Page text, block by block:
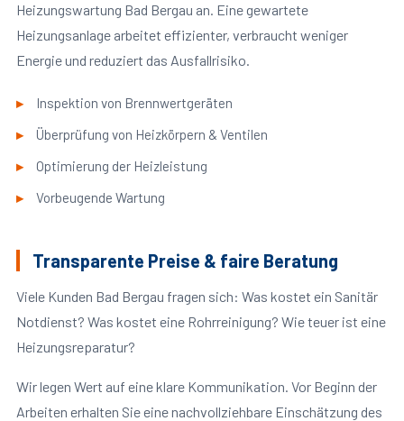
Heizungswartung Bad Bergau an. Eine gewartete
Heizungsanlage arbeitet effizienter, verbraucht weniger
Energie und reduziert das Ausfallrisiko.
Inspektion von Brennwertgeräten
Überprüfung von Heizkörpern & Ventilen
Optimierung der Heizleistung
Vorbeugende Wartung
Transparente Preise & faire Beratung
Viele Kunden Bad Bergau fragen sich: Was kostet ein Sanitär
Notdienst? Was kostet eine Rohrreinigung? Wie teuer ist eine
Heizungsreparatur?
Wir legen Wert auf eine klare Kommunikation. Vor Beginn der
Arbeiten erhalten Sie eine nachvollziehbare Einschätzung des